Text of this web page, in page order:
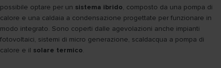
possibile optare per un sistema ibrido, composto da una pompa di
calore e una caldaia a condensazione progettate per funzionare in
modo integrato. Sono coperti dalle agevolazioni anche impianti
fotovoltaici, sistemi di micro generazione, scaldacqua a pompa di
calore e il solare termico.